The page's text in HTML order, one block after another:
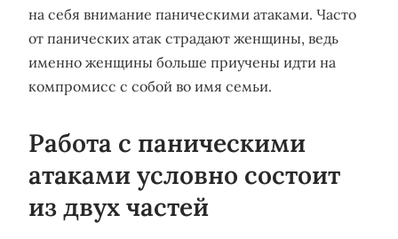
на себя внимание паническими атаками. Часто
от панических атак страдают женщины, ведь
именно женщины больше приучены идти на
компромисс с собой во имя семьи.
Работа с паническими
атаками условно состоит
из двух частей